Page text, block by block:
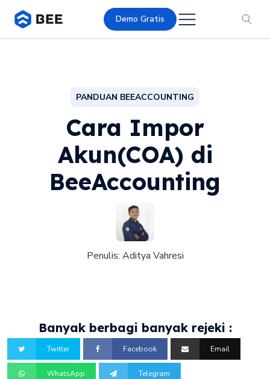
Demo Gratis
PANDUAN BEEACCOUNTING
Cara Impor
Akun(COA) di
BeeAccounting
Penulis: Aditya Vahresi
Banyak berbagi banyak rejeki :
Twitter Facebook Email
WhatsApp Telegram